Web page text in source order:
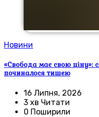
Новини
«Свобода має свою ціну»:
починалося тишею
16 Липня, 2026
3 хв Читати
0 Поширили